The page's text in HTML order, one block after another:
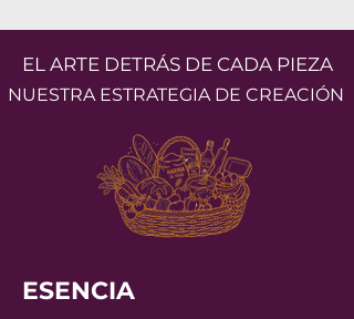
EL ARTE DETRÁS DE CADA PIEZA
NUESTRA ESTRATEGIA DE CREACIÓN
ESENCIA